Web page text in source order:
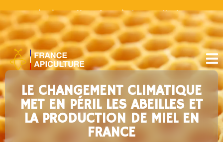
Livraison offerte à partir de 30€ d’achat
LE CHANGEMENT CLIMATIQUE
MET EN PÉRIL LES ABEILLES ET
LA PRODUCTION DE MIEL EN
FRANCE